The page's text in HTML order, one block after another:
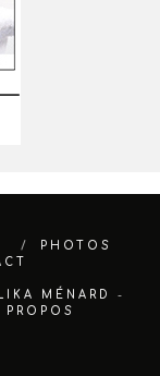
PHOTOS
MÉNARD
-
PROPOS